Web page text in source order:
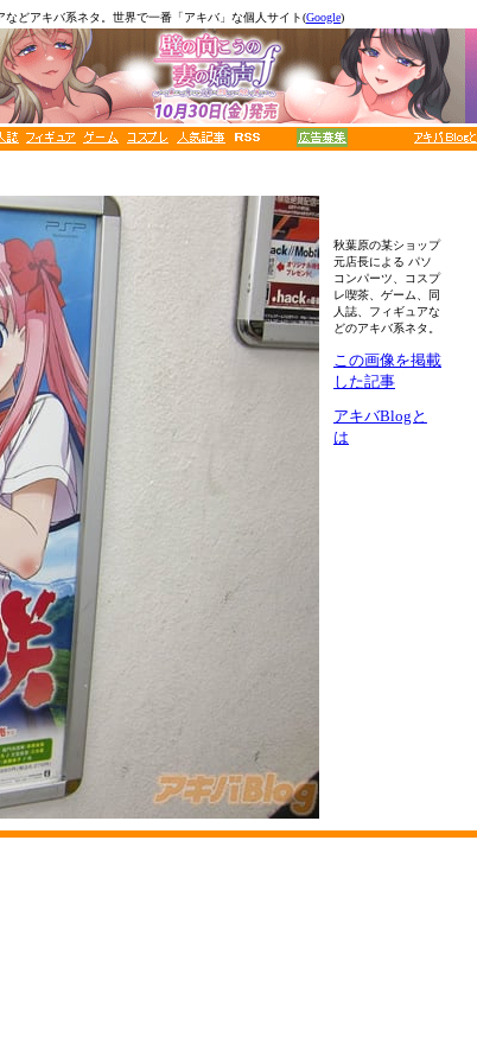
どアキバ系ネタ。世界で一番「アキバ」な個人サイト(Google)
秋葉原の某ショップ
元店長による パソ
コンパーツ、コスプ
レ喫茶、ゲーム、同
人誌、フィギュアな
どのアキバ系ネタ。
この画像を掲載
した記事
アキバBlogと
は